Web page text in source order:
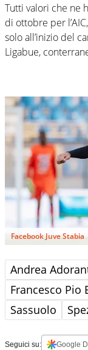
Tutti valori che ne
di ottobre per
solo all’inizio del
Ligabue,
Facebook Juve Stabia
Andrea
Francesco Pio
Sassuolo
Seguici su: Google